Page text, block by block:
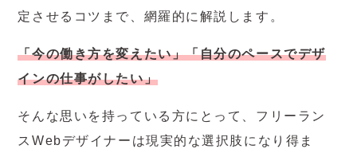
定させるコツまで、網羅的に解説します。
「今の働き方を変えたい」「自分のペースでデザ
インの仕事がしたい」
そんな思いを持っている方にとって、フリーラン
スWebデザイナーは現実的な選択肢になり得ま